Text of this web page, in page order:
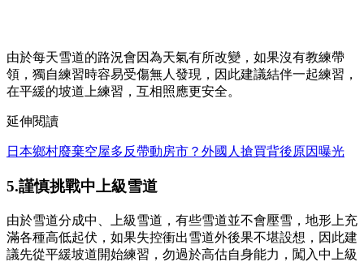
由於每天雪道的路況會因為天氣有所改變，如果沒有教練帶
領，獨自練習時容易受傷無人發現，因此建議結伴一起練習，
在平緩的坡道上練習，互相照應更安全。
延伸閱讀
日本鄉村廢棄空屋多反帶動房市？外國人搶買背後原因曝光
5.謹慎挑戰中上級雪道
由於雪道分成中、上級雪道，有些雪道並不會壓雪，地形上充
滿各種高低起伏，如果失控衝出雪道外後果不堪設想，因此建
議先從平緩坡道開始練習，勿過於高估自身能力，闖入中上級